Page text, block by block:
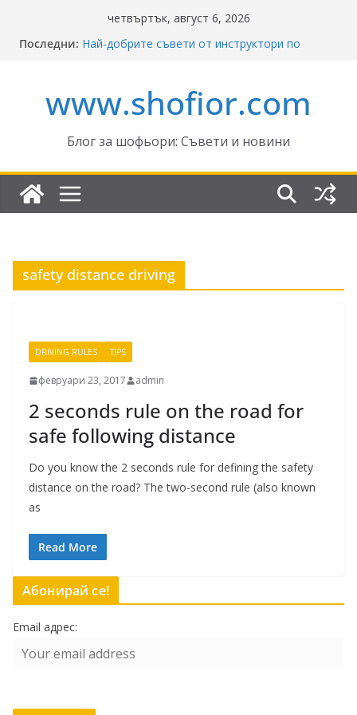
четвъртък, август 6, 2026
Последни: Най-добрите съвети от инструктори по
пътищата на България – в сила от 2026
ВНИМАНИЕ: Франция криминализира
Отнемане на контролни точки – по колко и
Промени в Закона за пътищата 2025–2026:
Какво трябва да знаят шофьорите?
www.shofior.com
Блог за шофьори: Съвети и новини
safety distance driving
DRIVING RULES TIPS
февруари 23, 2017 admin
2 seconds rule on the road for
safe following distance
Do you know the 2 seconds rule for defining the safety
distance on the road? The two-second rule (also known
as
Read More
Абонирай се!
Email адрес: